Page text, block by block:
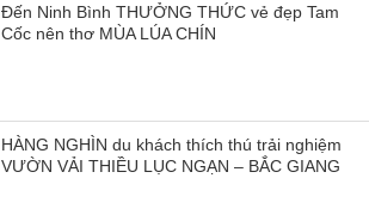
Đến Ninh Bình THƯỞNG THỨC vẻ đẹp Tam
Cốc nên thơ MÙA LÚA CHÍN
HÀNG NGHÌN du khách thích thú trải nghiệm
VƯỜN VẢI THIỀU LỤC NGẠN – BẮC GIANG